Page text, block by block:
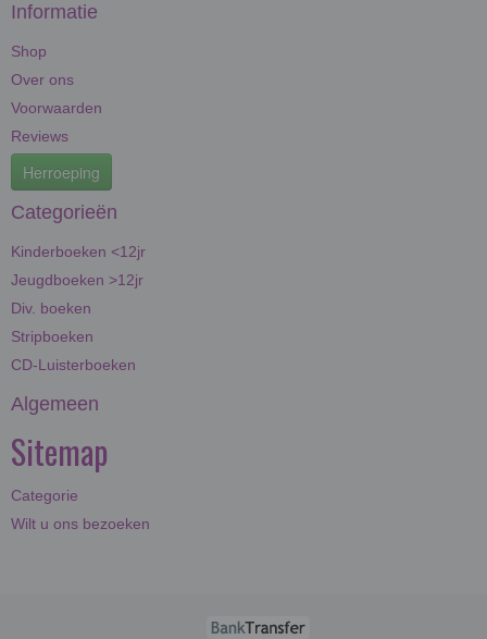
Informatie
Shop
Over ons
Voorwaarden
Reviews
Herroeping
Categorieën
Kinderboeken <12jr
Jeugdboeken >12jr
Div. boeken
Stripboeken
CD-Luisterboeken
Algemeen
Sitemap
Categorie
Wilt u ons bezoeken